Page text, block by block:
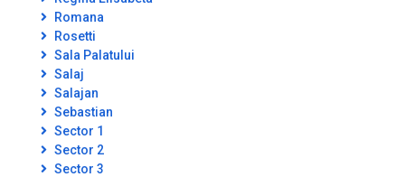
Romana
Rosetti
Sala Palatului
Salaj
Salajan
Sebastian
Sector 1
Sector 2
Sector 3